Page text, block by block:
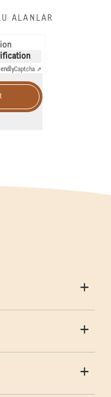
ALANLAR
Captcha ⇗